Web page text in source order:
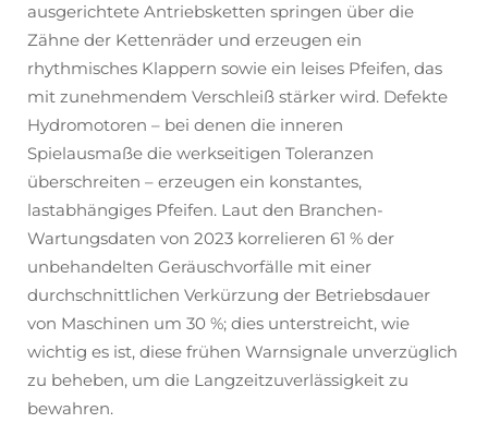
ausgerichtete Antriebsketten springen über die
Zähne der Kettenräder und erzeugen ein
rhythmisches Klappern sowie ein leises Pfeifen, das
mit zunehmendem Verschleiß stärker wird. Defekte
Hydromotoren – bei denen die inneren
Spielausmaße die werkseitigen Toleranzen
überschreiten – erzeugen ein konstantes,
lastabhängiges Pfeifen. Laut den Branchen-
Wartungsdaten von 2023 korrelieren 61 % der
unbehandelten Geräuschvorfälle mit einer
durchschnittlichen Verkürzung der Betriebsdauer
von Maschinen um 30 %; dies unterstreicht, wie
wichtig es ist, diese frühen Warnsignale unverzüglich
zu beheben, um die Langzeitzuverlässigkeit zu
bewahren.